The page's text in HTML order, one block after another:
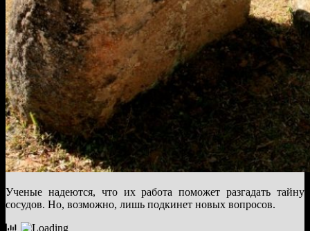
Ученые надеются, что их работа поможет разгадать тайну
сосудов. Но, возможно, лишь подкинет новых вопросов.